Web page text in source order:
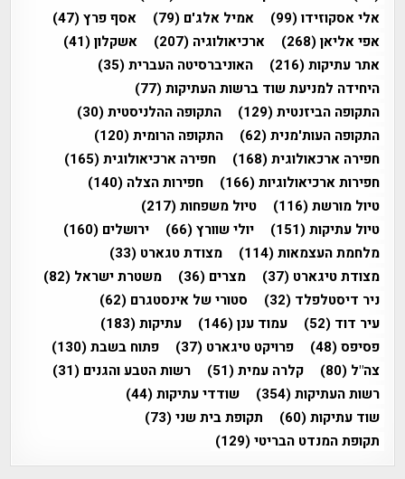
אלי אסקוזידו(99) אמיל אלג'ם (79) אסף פרץ(47)
אפי אליאן(268) ארכיאולוגיה (207) אשקלון(41)
אתר עתיקות(216) האוניברסיטה העברית(35)
היחידה למניעת שוד ברשות העתיקות(77)
התקופה הביזנטית(129) התקופה ההלניסטית(30)
התקופה העות'מנית(62) התקופה הרומית(120)
חפירה ארכאולוגית(168) חפירה ארכיאולוגית(165)
חפירות ארכיאולוגיות(166) חפירות הצלה (140)
טיול מורשת(116) טיול משפחות(217)
טיול עתיקות(151) יולי שוורץ(66) ירושלים (160)
מלחמת העצמאות(114) מצודת טגארט (33)
מצודת טיגארט (37) מצרים (36) משטרת ישראל (82)
ניר דיסטלפלד (32) סטורי של אינסטגרם (62)
עיר דוד (52) עמוד ענן(146) עתיקות(183)
פסיפס(48) פרויקט טיגארט (37) פתוח בשבת(130)
צה"ל (80) קלרה עמית(51) רשות הטבע והגנים (31)
רשות העתיקות(354) שודדי עתיקות(44)
שוד עתיקות(60) תקופת בית שני(73)
תקופת המנדט הבריטי(129)